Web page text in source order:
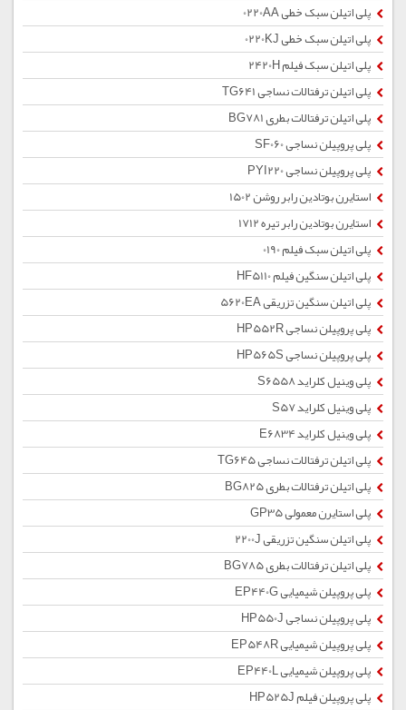
پلی اتیلن سبک خطی 0220AA
پلی اتیلن سبک خطی 0220KJ
پلی اتیلن سبک فیلم 2420H
پلی اتیلن ترفتالات نساجی TG641
پلی اتیلن ترفتالات بطری BG781
پلی پروپیلن نساجی SF060
پلی پروپیلن نساجی PYI220
استایرن بوتادین رابر روشن 1502
استایرن بوتادین رابر تیره 1712
پلی اتیلن سبک فیلم 0190
پلی اتیلن سنگین فیلم HF5110
پلی اتیلن سنگین تزریقی 5620EA
پلی پروپیلن نساجی HP552R
پلی پروپیلن نساجی HP565S
پلی وینیل کلراید S6558
پلی وینیل کلراید S57
پلی وینیل کلراید E6834
پلی اتیلن ترفتالات نساجی TG645
پلی اتیلن ترفتالات بطری BG825
پلی استایرن معمولی GP35
پلی اتیلن سنگین تزریقی 2200J
پلی اتیلن ترفتالات بطری BG785
پلی پروپیلن شیمیایی EP440G
پلی پروپیلن نساجی HP550J
پلی پروپیلن شیمیایی EP548R
پلی پروپیلن شیمیایی EP440L
پلی پروپیلن فیلم HP525J